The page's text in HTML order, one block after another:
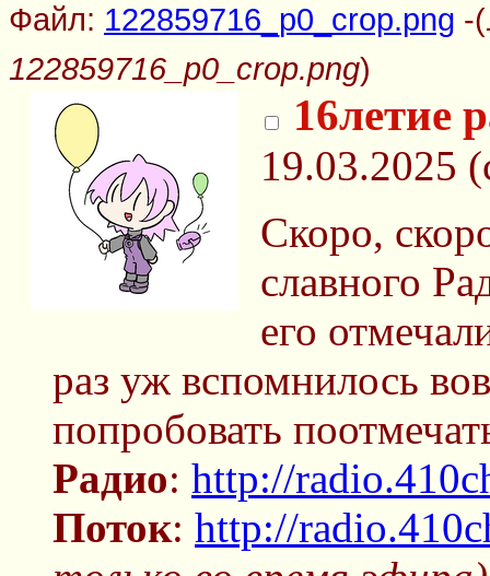
Файл: 122859716_p0_crop.png -(
122859716_p0_crop.png)
16летие
19.03.2025
Скоро,
славного
его
раз уж вспомнилось
попробовать
Радио: http://
Поток: http://